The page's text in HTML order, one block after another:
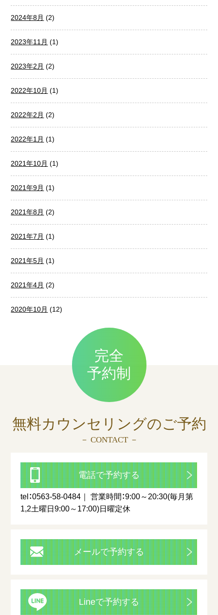
2024年8月 (2)
2023年11月 (1)
2023年2月 (2)
2022年10月 (1)
2022年2月 (2)
2022年1月 (1)
2021年10月 (1)
2021年9月 (1)
2021年8月 (2)
2021年7月 (1)
2021年5月 (1)
2021年4月 (2)
2020年10月 (12)
完全
予約制
無料カウンセリングのご予約
－ CONTACT －
電話で予約する
tel：0563-58-0484
営業時間：9:00～20:30(毎月第
1,2土曜日9:00～17:00)日曜定休
メールで予約する
Lineで予約する